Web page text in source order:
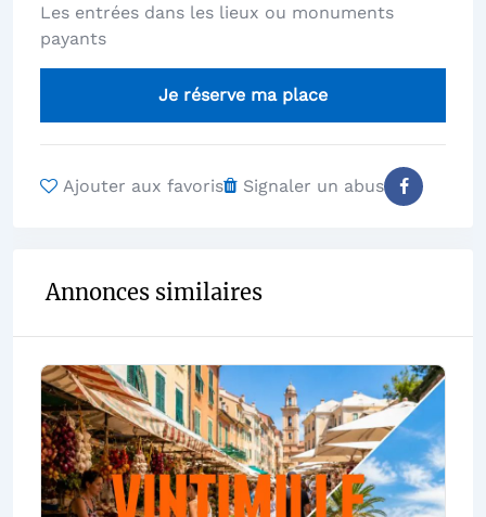
Les entrées dans les lieux ou monuments
payants
Je réserve ma place
Ajouter aux favoris Signaler un abus
Annonces similaires